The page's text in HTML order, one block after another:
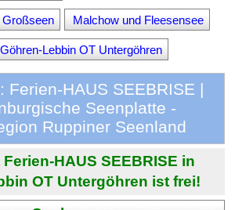
Malchow und Fleesensee
Göhren-Lebbin OT Untergöhren
Ferien-HAUS SEEBRISE |
Seenplatte -
Ruppiner Seenland
HAUS SEEBRISE in
OT Untergöhren ist frei!